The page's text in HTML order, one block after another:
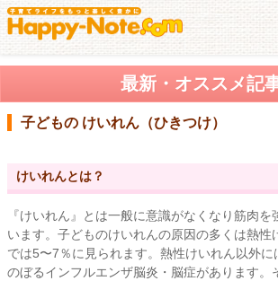
最新・オススメ記
子どもの けいれん（ひきつけ）
けいれんとは？
『けいれん』とは一般に意識がなくなり筋肉を
います。子どものけいれんの原因の多くは熱性
では5〜7％に見られます。熱性けいれん以外に
のぼるインフルエンザ脳炎・脳症があります。